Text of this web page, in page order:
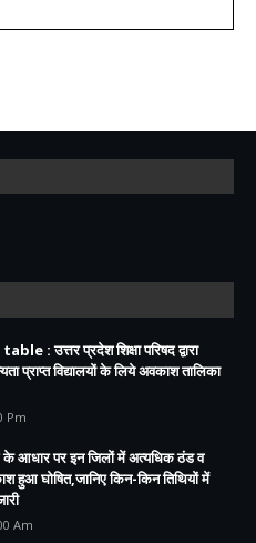
: उत्तर प्रदेश शिक्षा परिषद द्वारा
प्राप्त विद्यालयों के लिये अवकाश तालिका
Pm
आधार पर इन जिलों में अत्यधिक ठंड व
हुआ घोषित,जानिए किन-किन तिथियों में
Am